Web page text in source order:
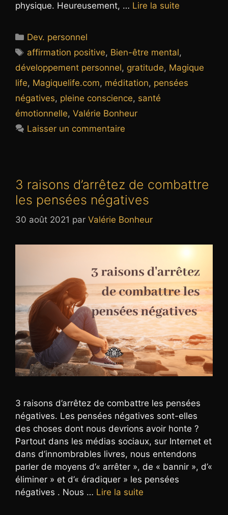
physique. Heureusement, … Lire la suite
Catégories
Dev. personnel
Étiquettes
affirmation positive, Bien-être mental,
développement personnel, gratitude, Magique
life, Magiquelife.com, méditation, pensées
négatives, pleine conscience, santé
émotionnelle, Valérie Bonheur
Laisser un commentaire
3 raisons d’arrêtez de combattre
les pensées négatives
30 août 2021 par Valérie Bonheur
3 raisons d’arrêtez de combattre les pensées
négatives. Les pensées négatives sont-elles
des choses dont nous devrions avoir honte ?
Partout dans les médias sociaux, sur Internet et
dans d’innombrables livres, nous entendons
parler de moyens d’« arrêter », de « bannir », d’«
éliminer » et d’« éradiquer » les pensées
négatives . Nous … Lire la suite